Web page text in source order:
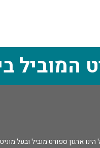
המוביל
ארגון ספורט מוביל ובעל